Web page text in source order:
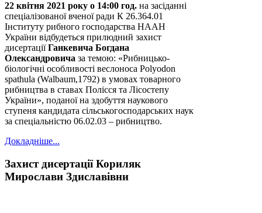
22 квітня 2021 року о 14:00 год. на засіданні
спеціалізованої вченої ради К 26.364.01
Інституту рибного господарства НААН
України відбудеться прилюдний захист
дисертаціїГанкевича Богдана
Олександровича за темою: «Рибницько-
біологічні особливості веслоноса Polyodon
spathula (Walbaum,1792) в умовах товарного
рибництва в ставах Полісся та Лісостепу
України», поданої на здобуття наукового
ступеня кандидата сільськогосподарських наук
за спеціальністю 06.02.03 – рибництво.
Докладніше...
Захист дисертації Кориляк
Мирослави Здиславівни